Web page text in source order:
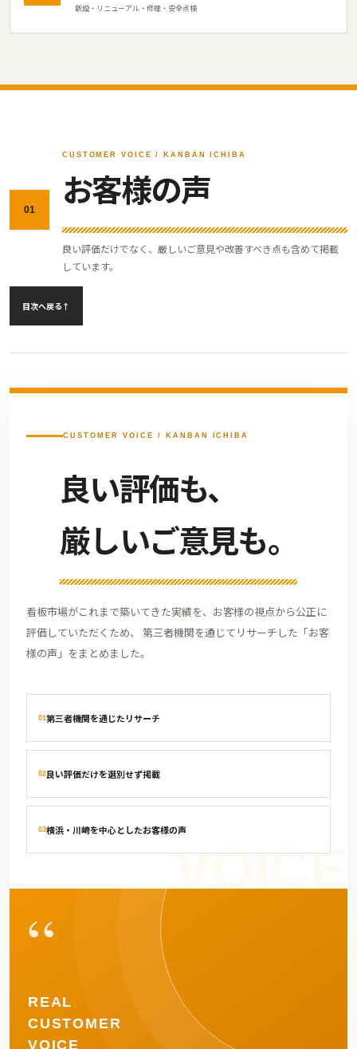
新設・リニューアル・修理・安全点検
01
CUSTOMER VOICE / KANBAN ICHIBA
お客様の声
良い評価だけでなく、厳しいご意見や改善すべき点も含めて掲載
しています。
目次へ戻る ↑
CUSTOMER VOICE / KANBAN ICHIBA
良い評価も、
厳しいご意見も。
看板市場がこれまで築いてきた実績を、お客様の視点から公正に
評価していただくため、 第三者機関を通じてリサーチした「お客
様の声」をまとめました。
01 第三者機関を通じたリサーチ
02良い評価だけを選別せず掲載
03横浜・川崎を中心としたお客様の声
“
REAL
CUSTOMER
VOICE